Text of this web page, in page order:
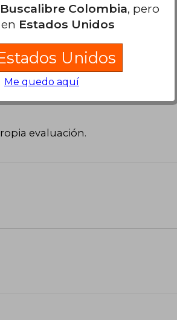
evaluación.
Buscalibre Colombia, pero
Estados Unidos
Unidos
Me quedo aquí